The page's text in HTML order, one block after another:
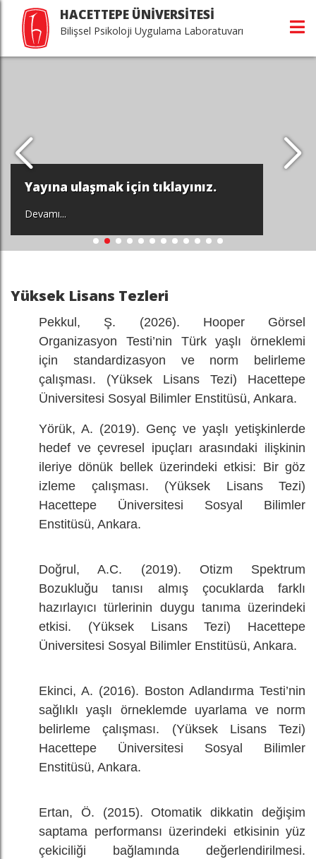
HACETTEPE ÜNİVERSİTESİ
Bilişsel Psikoloji Uygulama Laboratuvarı
Yayına ulaşmak için tıklayınız.
Devamı...
Yüksek Lisans Tezleri
Pekkul, Ş. (2026). Hooper Görsel
Organizasyon Testi’nin Türk yaşlı örneklemi
için standardizasyon ve norm belirleme
çalışması. (Yüksek Lisans Tezi) Hacettepe
Üniversitesi Sosyal Bilimler Enstitüsü, Ankara.
Yörük, A. (2019). Genç ve yaşlı yetişkinlerde
hedef ve çevresel ipuçları arasındaki ilişkinin
ileriye dönük bellek üzerindeki etkisi: Bir göz
izleme çalışması. (Yüksek Lisans Tezi)
Hacettepe Üniversitesi Sosyal Bilimler
Enstitüsü, Ankara.
Doğrul, A.C. (2019). Otizm Spektrum
Bozukluğu tanısı almış çocuklarda farklı
hazırlayıcı türlerinin duygu tanıma üzerindeki
etkisi. (Yüksek Lisans Tezi) Hacettepe
Üniversitesi Sosyal Bilimler Enstitüsü, Ankara.
Ekinci, A. (2016). Boston Adlandırma Testi’nin
sağlıklı yaşlı örneklemde uyarlama ve norm
belirleme çalışması. (Yüksek Lisans Tezi)
Hacettepe Üniversitesi Sosyal Bilimler
Enstitüsü, Ankara.
Ertan, Ö. (2015). Otomatik dikkatin değişim
saptama performansı üzerindeki etkisinin yüz
çekiciliği bağlamında değerlendirilmesi.